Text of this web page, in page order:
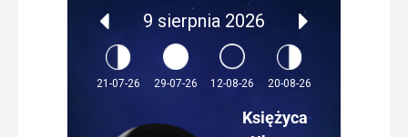
9 sierpnia 2026
21-07-26 29-07-26 12-08-26 20-08-26
Księżyca